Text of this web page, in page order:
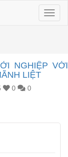
NGHIỆP VỚI
LIỆT
0 0